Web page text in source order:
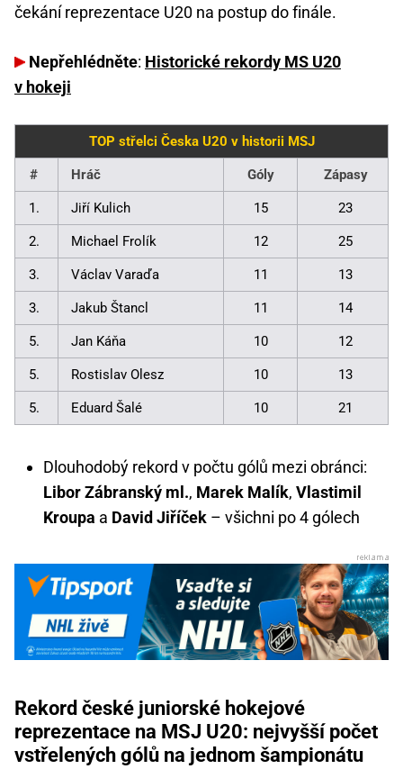
čekání reprezentace U20 na postup do finále.
Nepřehlédněte: Historické rekordy MS U20
v hokeji
TOP střelci Česka U20 v historii MSJ
# Hráč Góly Zápasy
1. Jiří Kulich 15 23
2. Michael Frolík 12 25
3. Václav Varaďa 11 13
3. Jakub Štancl 11 14
5. Jan Káňa 10 12
5. Rostislav Olesz 10 13
5. Eduard Šalé 10 21
Dlouhodobý rekord v počtu gólů mezi obránci:
Libor Zábranský ml., Marek Malík, Vlastimil
Kroupa a David Jiříček – všichni po 4 gólech
Rekord české juniorské hokejové
reprezentace na MSJ U20: nejvyšší počet
vstřelených gólů na jednom šampionátu